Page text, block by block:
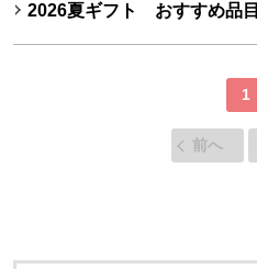
2026夏ギフト おすすめ品目
1
前へ